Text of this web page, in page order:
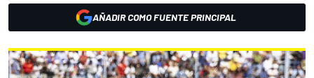
AÑADIR COMO FUENTE PRINCIPAL